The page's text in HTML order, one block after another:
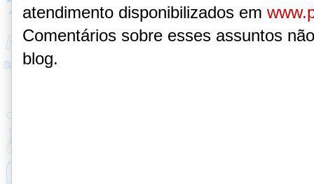
atendimento disponibilizados em
Comentários sobre esses assuntos
blog.